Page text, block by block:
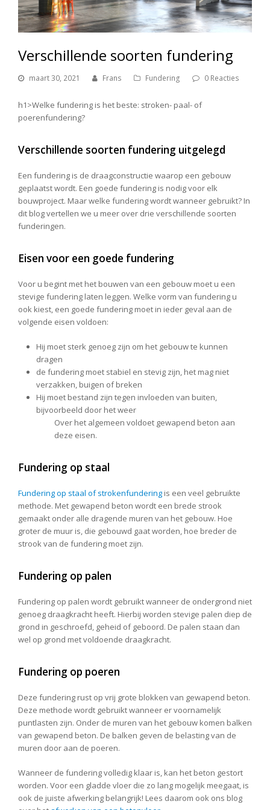
Verschillende soorten fundering
maart 30, 2021 Frans Fundering 0 Reacties
h1>Welke fundering is het beste: stroken- paal- of
poerenfundering?
Verschillende soorten fundering uitgelegd
Een fundering is de draagconstructie waarop een gebouw
geplaatst wordt. Een goede fundering is nodig voor elk
bouwproject. Maar welke fundering wordt wanneer gebruikt? In
dit blog vertellen we u meer over drie verschillende soorten
funderingen.
Eisen voor een goede fundering
Voor u begint met het bouwen van een gebouw moet u een
stevige fundering laten leggen. Welke vorm van fundering u
ook kiest, een goede fundering moet in ieder geval aan de
volgende eisen voldoen:
Hij moet sterk genoeg zijn om het gebouw te kunnen
dragen
de fundering moet stabiel en stevig zijn, het mag niet
verzakken, buigen of breken
Hij moet bestand zijn tegen invloeden van buiten,
bijvoorbeeld door het weer
Over het algemeen voldoet gewapend beton aan
deze eisen.
Fundering op staal
Fundering op staal of strokenfundering is een veel gebruikte
methode. Met gewapend beton wordt een brede strook
gemaakt onder alle dragende muren van het gebouw. Hoe
groter de muur is, die gebouwd gaat worden, hoe breder de
strook van de fundering moet zijn.
Fundering op palen
Fundering op palen wordt gebruikt wanneer de ondergrond niet
genoeg draagkracht heeft. Hierbij worden stevige palen diep de
grond in geschroefd, geheid of geboord. De palen staan dan
wel op grond met voldoende draagkracht.
Fundering op poeren
Deze fundering rust op vrij grote blokken van gewapend beton.
Deze methode wordt gebruikt wanneer er voornamelijk
puntlasten zijn. Onder de muren van het gebouw komen balken
van gewapend beton. De balken geven de belasting van de
muren door aan de poeren.
Wanneer de fundering volledig klaar is, kan het beton gestort
worden. Voor een gladde vloer die zo lang mogelijk meegaat, is
ook de juiste afwerking belangrijk! Lees daarom ook ons blog